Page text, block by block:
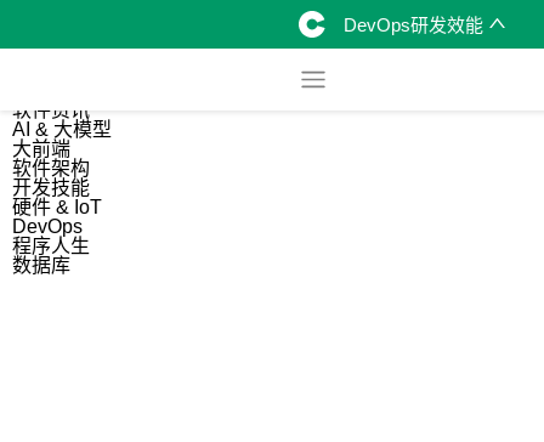
DevOps研发效能
软件资讯
AI & 大模型
大前端
软件架构
开发技能
硬件 & IoT
DevOps
程序人生
数据库